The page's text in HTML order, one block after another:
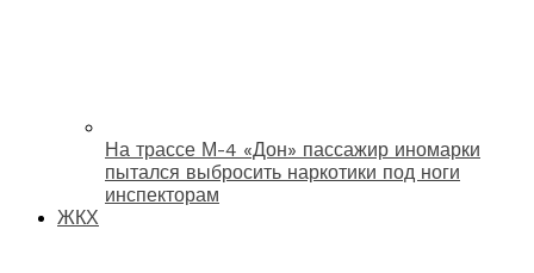
На трассе М-4 «Дон» пассажир иномарки
пытался выбросить наркотики под ноги
инспекторам
ЖКХ